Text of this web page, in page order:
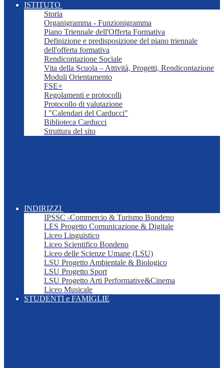
ISTITUTO
Storia
Organigramma - Funzionigramma
Piano Triennale dell'Offerta Formativa
Definizione e predisposizione del piano triennale
dell'offerta formativa
Rendicontazione Sociale
Vita della Scuola – Attività, Progetti, Rendicontazione
Moduli Orientamento
FSE+
Regolamenti e protocolli
Protocollo di valutazione
I "Calendari del Carducci"
Biblioteca Carducci
Struttura del sito
INDIRIZZI
IPSSC -Commercio & Turismo Bondeno
LES Progetto Comunicazione & Digitale
Liceo Linguistico
Liceo Scientifico Bondeno
Liceo delle Scienze Umane (LSU)
LSU Progetto Ambientale & Biologico
LSU Progetto Sport
LSU Progetto Arti Performative&Cinema
Liceo Musicale
STUDENTI e FAMIGLIE